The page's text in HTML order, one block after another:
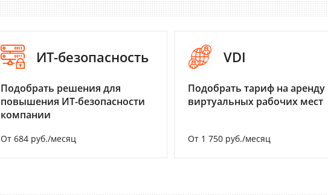
ИТ-безопасность
Подобрать решения для
повышения ИТ-безопасности
компании
От 684 руб./месяц
VDI
Подобрать тариф на аренду
виртуальных рабочих мест
От 1 750 руб./месяц